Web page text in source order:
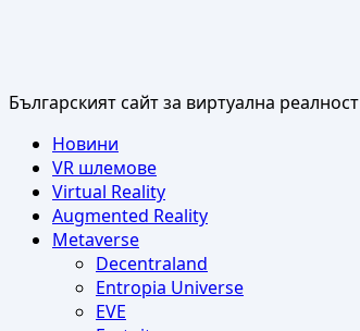
Българският сайт за виртуална реалност
Primary
Menu
Новини
VR шлемове
Virtual Reality
Augmented Reality
Metaverse
Decentraland
Entropia Universe
EVE